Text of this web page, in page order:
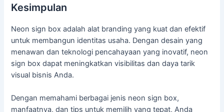
Kesimpulan
Neon sign box adalah alat branding yang kuat dan efektif
untuk membangun identitas usaha. Dengan desain yang
menawan dan teknologi pencahayaan yang inovatif, neon
sign box dapat meningkatkan visibilitas dan daya tarik
visual bisnis Anda.
Dengan memahami berbagai jenis neon sign box,
manfaatnya, dan tips untuk memilih yang tepat, Anda